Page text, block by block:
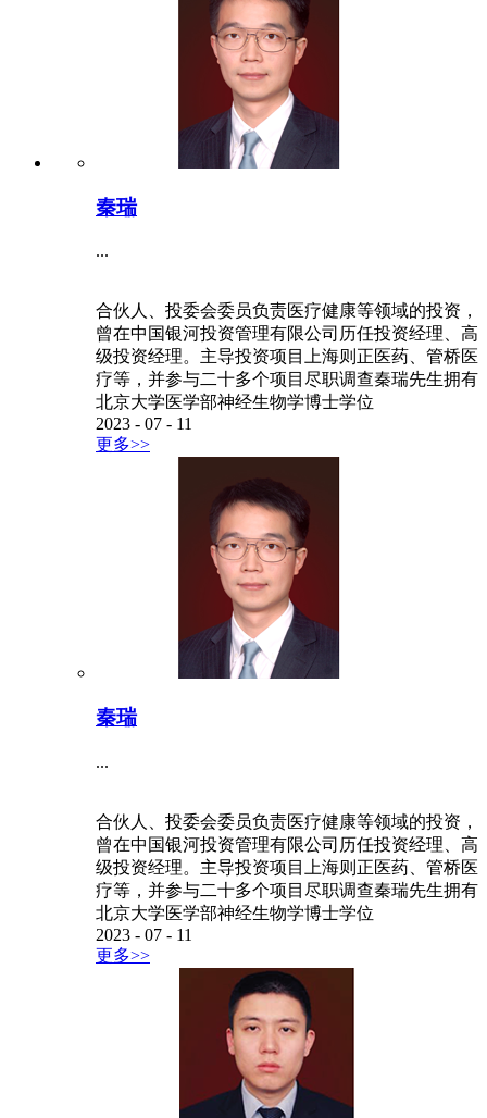
秦瑞
...
合伙人、投委会委员负责医疗健康等领域的投资，
曾在中国银河投资管理有限公司历任投资经理、高
级投资经理。主导投资项目上海则正医药、管桥医
疗等，并参与二十多个项目尽职调查秦瑞先生拥有
北京大学医学部神经生物学博士学位
2023 - 07 - 11
更多>>
秦瑞
...
合伙人、投委会委员负责医疗健康等领域的投资，
曾在中国银河投资管理有限公司历任投资经理、高
级投资经理。主导投资项目上海则正医药、管桥医
疗等，并参与二十多个项目尽职调查秦瑞先生拥有
北京大学医学部神经生物学博士学位
2023 - 07 - 11
更多>>